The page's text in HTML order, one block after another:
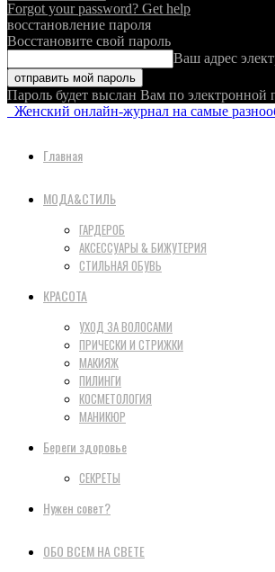
Forgot your password? Get help
восстановление пароля
Восстановите свой пароль
Ваш адрес
Пароль будет выслан Вам по электронной
Женский онлайн-журнал на самые
Главная
МОДА&СТИЛЬ
ГАРДЕРОБ
АКСЕССУАРЫ & БИЖУТЕРИЯ
СТИЛЬНАЯ ОБУВЬ
КРАСОТА
УХОД ЗА ВОЛОСАМИ
ПРИЧЕСКИ И СТРИЖКИ
МАКИЯЖ
ПИЛИНГИ
КОСМЕТОЛОГИЯ
МАНИКЮР
Береги здоровье
СЕКРЕТЫ
Нужен совет?
ОБО ВСЕМ НА СВЕТЕ